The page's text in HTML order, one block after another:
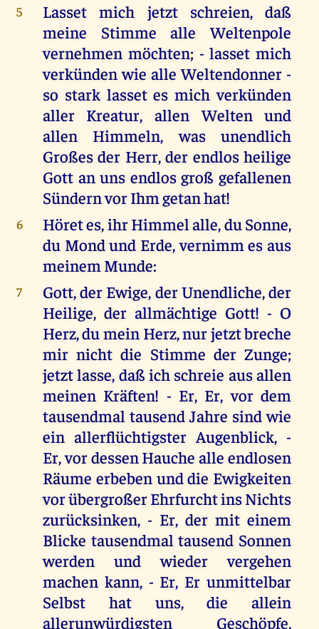
5
Lasset mich jetzt schreien, daß
meine Stimme alle Weltenpole
vernehmen möchten; - lasset mich
verkünden wie alle Weltendonner -
so stark lasset es mich verkünden
aller Kreatur, allen Welten und
allen Himmeln, was unendlich
Großes der Herr, der endlos heilige
Gott an uns endlos groß gefallenen
Sündern vor Ihm getan hat!
6
Höret es, ihr Himmel alle, du Sonne,
du Mond und Erde, vernimm es aus
meinem Munde:
7
Gott, der Ewige, der Unendliche, der
Heilige, der allmächtige Gott! - O
Herz, du mein Herz, nur jetzt breche
mir nicht die Stimme der Zunge;
jetzt lasse, daß ich schreie aus allen
meinen Kräften! - Er, Er, vor dem
tausendmal tausend Jahre sind wie
ein allerflüchtigster Augenblick, -
Er, vor dessen Hauche alle endlosen
Räume erbeben und die Ewigkeiten
vor übergroßer Ehrfurcht ins Nichts
zurücksinken, - Er, der mit einem
Blicke tausendmal tausend Sonnen
werden und wieder vergehen
machen kann, - Er, Er unmittelbar
Selbst hat uns, die allein
allerunwürdigsten Geschöpfe,